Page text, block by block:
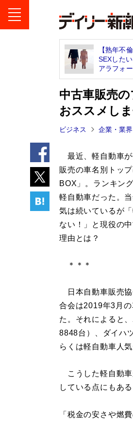
【熟年不
SEXした
アラフォ
中古車販売
おススメし
ビジネス 企業・業界
最近、軽自動車
販売の車名別トッ
BOX」。ランキン
軽自動車だった。
気は続いているが
ない！」と現役の
理由とは？
＊＊＊
日本自動車販売協
合会は2019年3月
た。それによると
8848台）、ダイハ
らくは軽自動車人
こうした軽自動車
している点にもある
「税金の安さや燃